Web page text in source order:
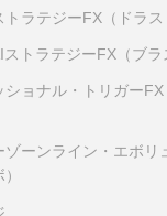
トラテジーFX（ドラス
トラテジーFX（ブラ
ショナル・トリガーFX
ゾーンライン・エボリ